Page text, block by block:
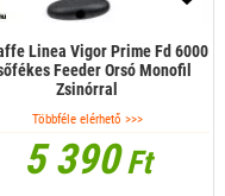
Linea Vigor Prime Fd 6000
Feeder Orsó Monofil
Zsinórral
Többféle elérhető >>>
5 390Ft